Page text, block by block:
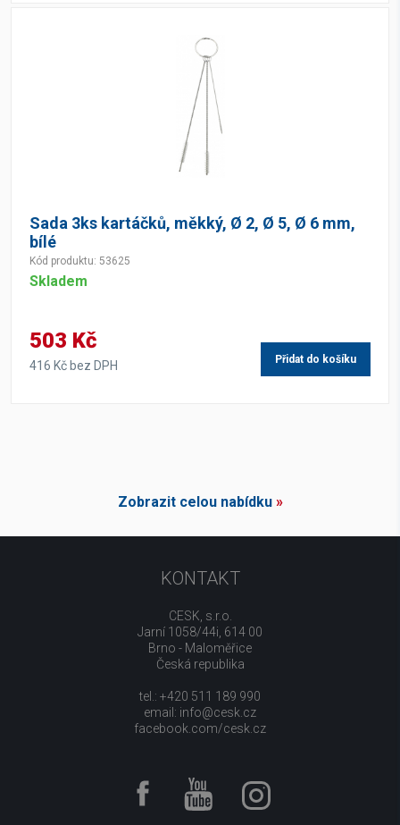
Sada 3ks kartáčků, měkký, Ø 2, Ø 5, Ø 6 mm,
bílé
Kód produktu: 53625
Skladem
503 Kč
416 Kč bez DPH Přidat do košíku
Zobrazit celou nabídku»
KONTAKT
CESK, s.r.o.
Jarní 1058/44i, 614 00
Brno - Maloměřice
Česká republika
tel.: +420 511 189 990
email: info@cesk.cz
facebook.com/cesk.cz